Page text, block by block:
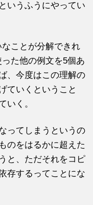
いうふうにやってい
ことが分解できれ
た他の例文を5個あ
、今度はこの理解の
ていくということ
いく。
ってしまうというの
のをはるかに超えた
と、ただそれをコピ
存するってことにな